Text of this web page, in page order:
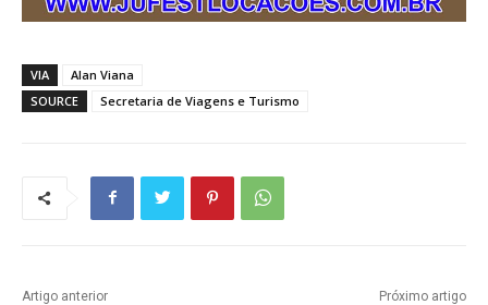
VIA
Alan Viana
SOURCE
Secretaria de Viagens e Turismo
Artigo anterior Próximo artigo